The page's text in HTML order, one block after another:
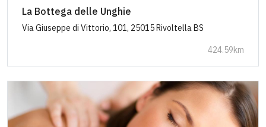
La Bottega delle Unghie
Via Giuseppe di Vittorio, 101, 25015 Rivoltella BS
424.59km